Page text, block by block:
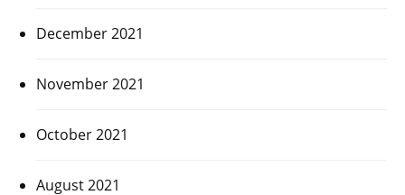
December 2021
November 2021
October 2021
August 2021